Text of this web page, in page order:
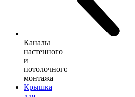
Каналы
настенного
и
потолочного
монтажа
Крышка